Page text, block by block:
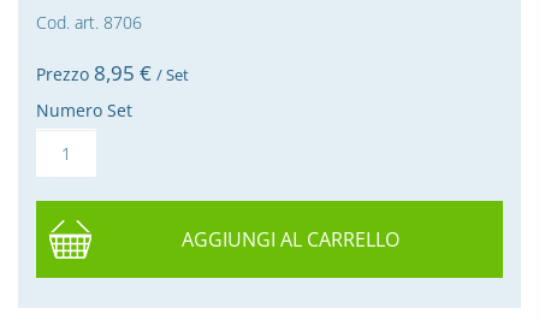
Cod. art. 8706
Prezzo 8,95 € / Set
Numero Set
AGGIUNGI AL CARRELLO